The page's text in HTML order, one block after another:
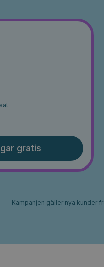
gratis
Kampanjen gäller nya kunder